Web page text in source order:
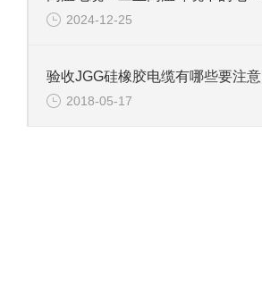
2024-12-25
验收JGG硅橡胶电缆有哪些要注意
2018-05-17